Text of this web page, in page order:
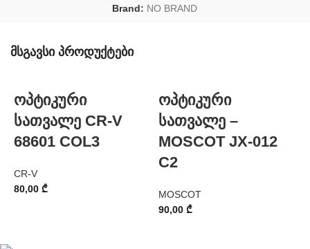
Brand: NO BRAND
მსგავსი პროდუქტები
ოპტიკური
სათვალე CR-V
68601 COL3
CR-V
80,00 ₾
ოპტიკური
სათვალე –
MOSCOT JX-012
C2
MOSCOT
90,00 ₾